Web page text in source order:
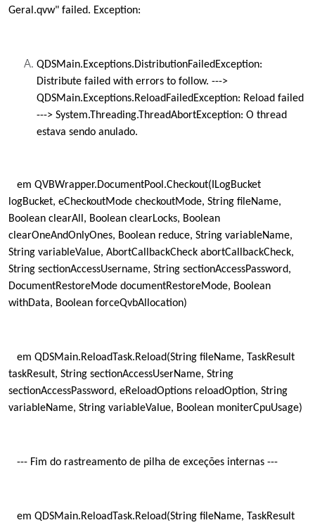
Geral.qvw" failed. Exception:
QDSMain.Exceptions.DistributionFailedException:
Distribute failed with errors to follow. --->
QDSMain.Exceptions.ReloadFailedException: Reload failed
---> System.Threading.ThreadAbortException: O thread
estava sendo anulado.
em QVBWrapper.DocumentPool.Checkout(ILogBucket
logBucket, eCheckoutMode checkoutMode, String fileName,
Boolean clearAll, Boolean clearLocks, Boolean
clearOneAndOnlyOnes, Boolean reduce, String variableName,
String variableValue, AbortCallbackCheck abortCallbackCheck,
String sectionAccessUsername, String sectionAccessPassword,
DocumentRestoreMode documentRestoreMode, Boolean
withData, Boolean forceQvbAllocation)
em QDSMain.ReloadTask.Reload(String fileName, TaskResult
taskResult, String sectionAccessUserName, String
sectionAccessPassword, eReloadOptions reloadOption, String
variableName, String variableValue, Boolean moniterCpuUsage)
--- Fim do rastreamento de pilha de exceções internas ---
em QDSMain.ReloadTask.Reload(String fileName, TaskResult